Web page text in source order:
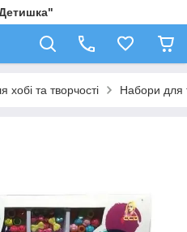
хобі та творчості Набори для